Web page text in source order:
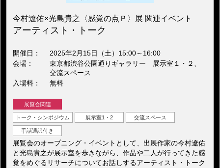
今村遼佑×光島貴之〈感覚の点Ｐ〉展 関連イベント
アーティスト・トーク
開催日
2025年2月15日（土）15:00～16:00
会場
東京都渋谷公園通りギャラリー 展示室１・２、
交流スペース
入場料
無料
展覧会関連
トーク・シンポジウム 展示室1・2 交流スペース
手話通訳付き
展覧会のオープニング・イベントとして、出展作家の今村遼佑
と光島貴之が展示室を歩きながら、作品や二人が行ってきた感
覚をめぐるリサーチについてお話しするアーティスト・トーク